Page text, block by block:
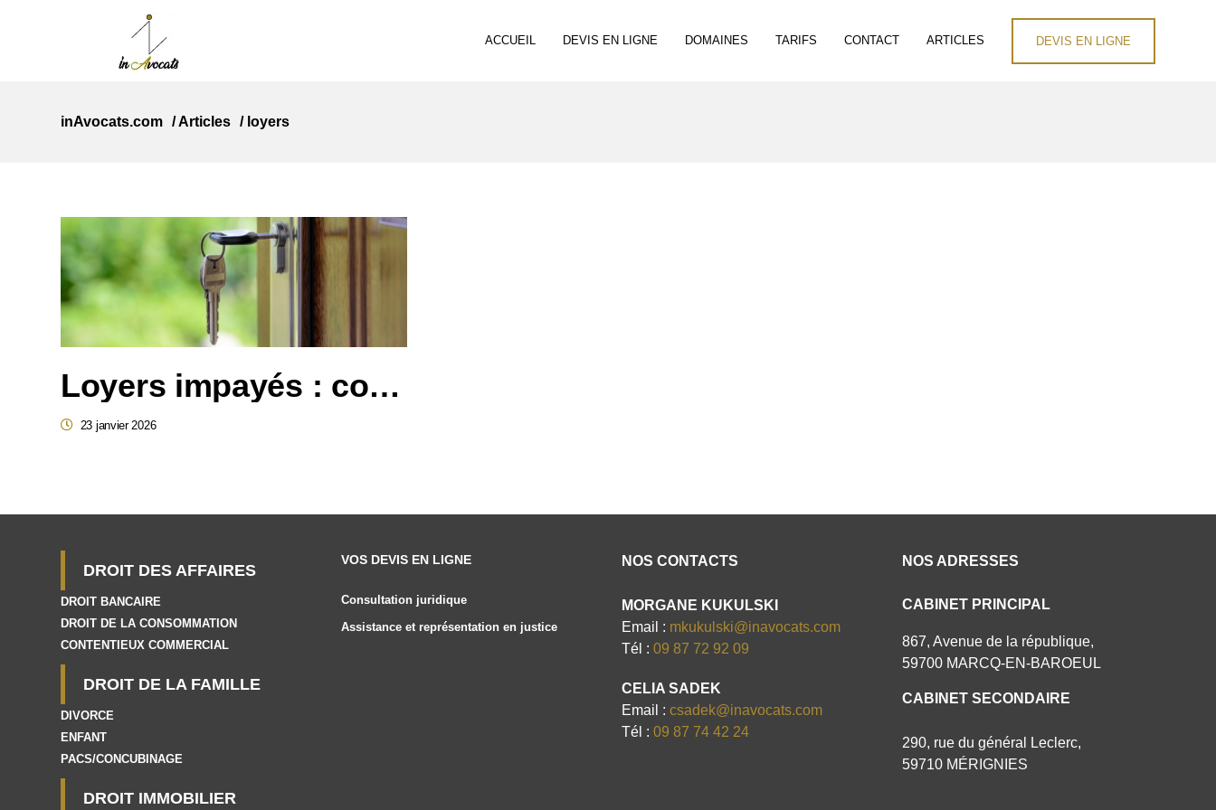
ACCUEIL DEVIS EN LIGNE DOMAINES TARIFS CONTACT ARTICLES DEVIS EN LIGNE
inAvocats.com /Articles / loyers
Loyers impayés : comprendre la procédure judiciaire lorsque le locataire ne paie plus
23 janvier 2026
DROIT DES AFFAIRES
DROIT BANCAIRE
DROIT DE LA CONSOMMATION
CONTENTIEUX COMMERCIAL
DROIT DE LA FAMILLE
DIVORCE
ENFANT
PACS/CONCUBINAGE
DROIT IMMOBILIER
VOS DEVIS EN LIGNE
Consultation juridique
Assistance et représentation en justice
NOS CONTACTS
MORGANE KUKULSKI
Email : mkukulski@inavocats.com
Tél : 09 87 72 92 09
CELIA SADEK
Email : csadek@inavocats.com
Tél : 09 87 74 42 24
NOS ADRESSES
CABINET PRINCIPAL
867, Avenue de la république,
59700 MARCQ-EN-BAROEUL
CABINET SECONDAIRE
290, rue du général Leclerc,
59710 MÉRIGNIES